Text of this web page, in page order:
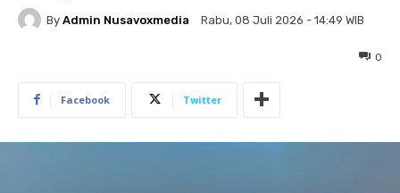
By Admin Nusavoxmedia Rabu, 08 Juli 2026 - 14:49 WIB
0
Facebook Twitter